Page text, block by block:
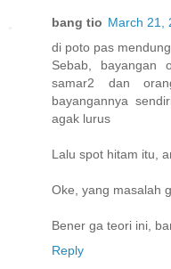
bang tio March 21,
di poto pas
Sebab, bayangan
samar2 dan
bayangannya
agak lurus
Lalu spot hitam itu,
Oke, yang masalah
Bener ga teori ini,
Reply